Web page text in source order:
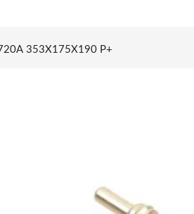
353X175X190 P+